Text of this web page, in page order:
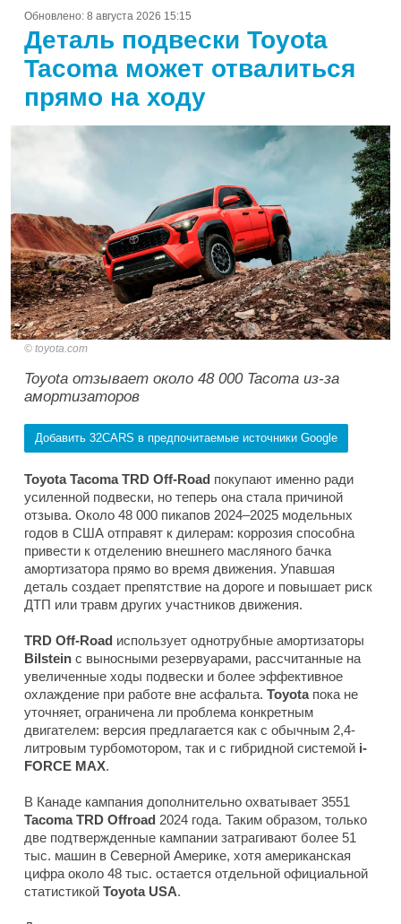
Обновлено: 8 августа 2026 15:15
Деталь подвески Toyota
Tacoma может отвалиться
прямо на ходу
toyota.com
Toyota отзывает около 48 000 Tacoma из-за
амортизаторов
Добавить 32CARS в предпочитаемые источники Google
Toyota Tacoma TRD Off-Road покупают именно ради
усиленной подвески, но теперь она стала причиной
отзыва. Около 48 000 пикапов 2024–2025 модельных
годов в США отправят к дилерам: коррозия способна
привести к отделению внешнего масляного бачка
амортизатора прямо во время движения. Упавшая
деталь создает препятствие на дороге и повышает риск
ДТП или травм других участников движения.
TRD Off-Road использует однотрубные амортизаторы
Bilstein с выносными резервуарами, рассчитанные на
увеличенные ходы подвески и более эффективное
охлаждение при работе вне асфальта. Toyotaпока не
уточняет, ограничена ли проблема конкретным
двигателем: версия предлагается как с обычным 2,4-
литровым турбомотором, так и с гибридной системой i-
FORCE MAX.
В Канаде кампания дополнительно охватывает 3551
Tacoma TRD Offroad 2024 года. Таким образом, только
две подтвержденные кампании затрагивают более 51
тыс. машин в Северной Америке, хотя американская
цифра около 48 тыс. остается отдельной официальной
статистикой Toyota USA.